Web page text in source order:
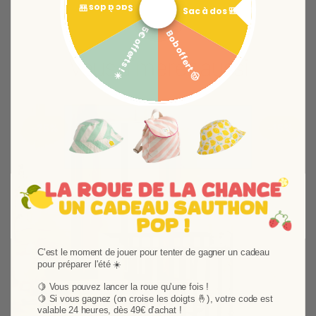
Vous aimerez aussi
Ajouter aux favoris
Supprimer des
Sac à dos 🎒
Bob offert 🤠
5€ offerts ! ☀️
Sac à dos 🎒
C'est le moment de jouer pour tenter de gagner un cadeau
pour préparer l'été ☀️
🍋 Vous pouvez lancer la roue qu'une fois !
🍋 Si vous gagnez (on croise les doigts 🤞), votre code est
valable 24 heures, dès 49€ d'achat !